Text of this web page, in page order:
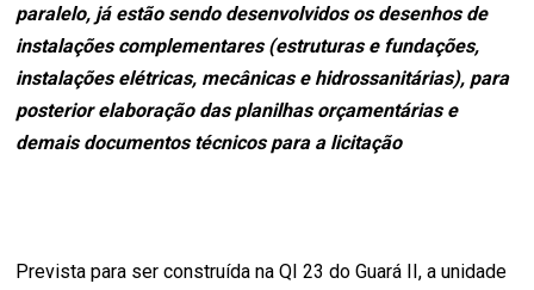
paralelo, já estão sendo desenvolvidos os desenhos de
instalações complementares (estruturas e fundações,
instalações elétricas, mecânicas e hidrossanitárias), para
posterior elaboração das planilhas orçamentárias e
demais documentos técnicos para a licitação
Prevista para ser construída na QI 23 do Guará II, a unidade